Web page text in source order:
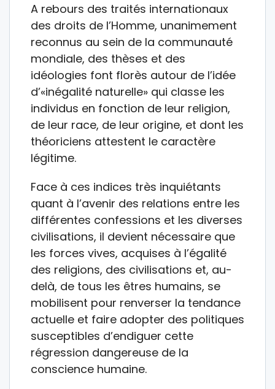
A rebours des traités internationaux
des droits de l’Homme, unanimement
reconnus au sein de la communauté
mondiale, des thèses et des
idéologies font florès autour de l’idée
d’«inégalité naturelle» qui classe les
individus en fonction de leur religion,
de leur race, de leur origine, et dont les
théoriciens attestent le caractère
légitime.
Face à ces indices très inquiétants
quant à l’avenir des relations entre les
différentes confessions et les diverses
civilisations, il devient nécessaire que
les forces vives, acquises à l’égalité
des religions, des civilisations et, au-
delà, de tous les êtres humains, se
mobilisent pour renverser la tendance
actuelle et faire adopter des politiques
susceptibles d’endiguer cette
régression dangereuse de la
conscience humaine.